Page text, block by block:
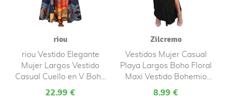
riou
riou Vestido Elegante
Mujer Largos Vestido
Casual Cuello en V Boho
Vestidos de Playa Sin
22.99 €
Zilcremo
Vestidos Mujer Casual
Playa Largos Boho Floral
Maxi Vestido Bohemio
Tirantes Playa Verano
8.99 €